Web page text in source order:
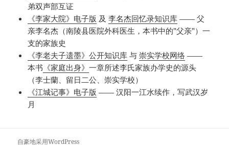
弟双声部互证
《李家大院》电子版 及李名杰回忆录知识库 —— 父
亲李名杰（南陵县医院外科医生，本书中的"父亲"）一
支的家族史
《李老夫子遗墨》公开知识库 与 崇实学校网络 ——
本书 《家庭出身》一章所述李氏家族办学史的源头
（李士蘭、留日二公、崇实学校）
《江城记事》电子版 —— 汉阳一江水续作，写武汉岁
月
自豪地采用WordPress